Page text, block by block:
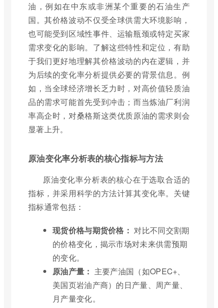
油，例如在中东或非洲某个重要的石油生产
国。其价格波动不仅受全球供需大环境影响，
也可能受到区域性事件、运输瓶颈或特定买家
需求变化的影响。了解这些特性和定位，有助
于我们更好地理解其价格波动的内在逻辑，并
为后续的变化率分析提供必要的背景信息。例
如，当全球经济增长乏力时，对高价值轻质油
品的需求可能首先受到冲击；而当炼油厂利润
率高企时，对桑格斯这类优质原油的需求则会
显著上升。
原油变化率分析表的核心指标与方法
原油变化率分析表的核心在于选取合适的
指标，并采用科学的方法计算其变化率。关键
指标通常包括：
现货价格与期货价格： 对比不同交割期
的价格变化，揭示市场对未来供需预期
的变化。
原油产量： 主要产油国（如OPEC+、
美国页岩油产商）的日产量、周产量、
月产量变化。